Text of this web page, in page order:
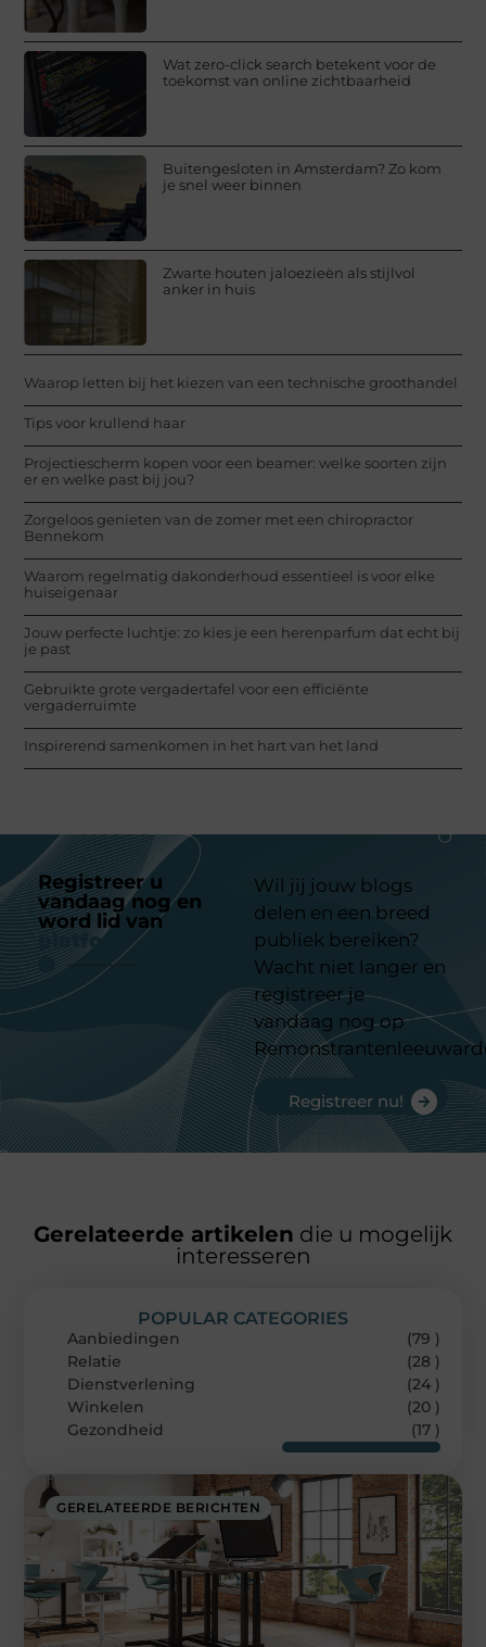
Wat zero-click search betekent voor de
toekomst van online zichtbaarheid
Buitengesloten in Amsterdam? Zo kom
je snel weer binnen
Zwarte houten jaloezieën als stijlvol
anker in huis
Waarop letten bij het kiezen van een technische groothandel
Tips voor krullend haar
Projectiescherm kopen voor een beamer: welke soorten zijn
er en welke past bij jou?
Zorgeloos genieten van de zomer met een chiropractor
Bennekom
Waarom regelmatig dakonderhoud essentieel is voor elke
huiseigenaar
Jouw perfecte luchtje: zo kies je een herenparfum dat echt bij
je past
Gebruikte grote vergadertafel voor een efficiënte
vergaderruimte
Inspirerend samenkomen in het hart van het land
Registreer u
vandaag nog en
word lid van
platform
Wil jij jouw blogs
delen en een breed
publiek bereiken?
Wacht niet langer en
registreer je
vandaag nog op
Registreer nu!
Gerelateerde artikelen die u mogelijk
interesseren
GERELATEERDE BERICHTEN
POPULAR CATEGORIES
Aanbiedingen
(79 )
Relatie
(28 )
Dienstverlening
(24 )
Winkelen
(20 )
Gezondheid
(17 )